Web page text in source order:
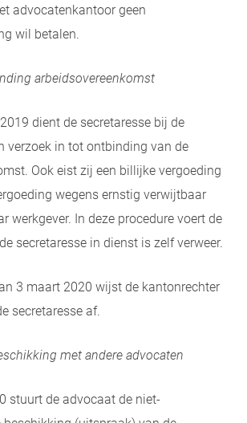
advocatenkantoor geen
wil betalen.
arbeidsovereenkomst
dient de secretaresse bij de
verzoek in tot ontbinding van de
Ook eist zij een billijke vergoeding
wegens ernstig verwijtbaar
werkgever. In deze procedure voert de
secretaresse in dienst is zelf verweer.
3 maart 2020 wijst de kantonrechter
secretaresse af.
met andere advocaten
stuurt de advocaat de niet-